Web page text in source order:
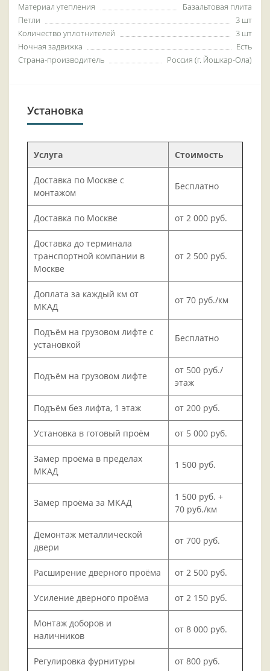
Материал утепления
Базальтовая плита
Петли
3 шт
Количество уплотнителей
3 шт
Ночная задвижка
Есть
Страна-производитель
Россия (г. Йошкар-Ола)
Установка
Услуга Стоимость
Доставка по Москве с
монтажом
Бесплатно
Доставка по Москве от 2 000 руб.
Доставка до терминала
транспортной компании в
Москве
от 2 500 руб.
Доплата за каждый км от
МКАД
от 70 руб./км
Подъём на грузовом лифте с
установкой
Бесплатно
Подъём на грузовом лифте
от 500 руб./
этаж
Подъём без лифта, 1 этаж от 200 руб.
Установка в готовый проём от 5 000 руб.
Замер проёма в пределах
МКАД
1 500 руб.
Замер проёма за МКАД
1 500 руб. +
70 руб./км
Демонтаж металлической
двери
от 700 руб.
Расширение дверного проёма от 2 500 руб.
Усиление дверного проёма от 2 150 руб.
Монтаж доборов и
наличников
от 8 000 руб.
Регулировка фурнитуры от 800 руб.